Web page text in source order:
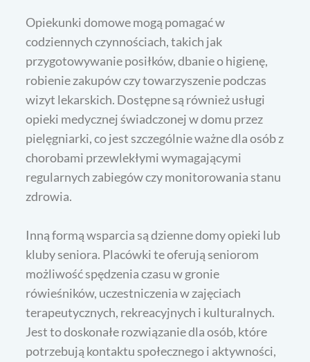
Opiekunki domowe mogą pomagać w
codziennych czynnościach, takich jak
przygotowywanie posiłków, dbanie o higienę,
robienie zakupów czy towarzyszenie podczas
wizyt lekarskich. Dostępne są również usługi
opieki medycznej świadczonej w domu przez
pielęgniarki, co jest szczególnie ważne dla osób z
chorobami przewlekłymi wymagającymi
regularnych zabiegów czy monitorowania stanu
zdrowia.
Inną formą wsparcia są dzienne domy opieki lub
kluby seniora. Placówki te oferują seniorom
możliwość spędzenia czasu w gronie
rówieśników, uczestniczenia w zajęciach
terapeutycznych, rekreacyjnych i kulturalnych.
Jest to doskonałe rozwiązanie dla osób, które
potrzebują kontaktu społecznego i aktywności,